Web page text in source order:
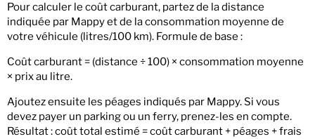
Pour calculer le coût carburant, partez de la distance
indiquée par Mappy et de la consommation moyenne de
votre véhicule (litres/100 km). Formule de base :
Coût carburant = (distance ÷ 100) × consommation moyenne
× prix au litre.
Ajoutez ensuite les péages indiqués par Mappy. Si vous
devez payer un parking ou un ferry, prenez-les en compte.
Résultat : coût total estimé = coût carburant + péages + frais